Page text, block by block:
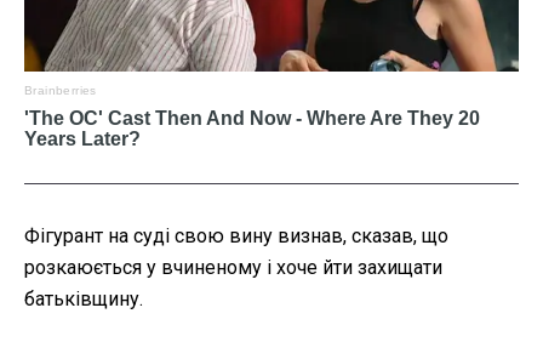
Фігурант на суді свою вину визнав, сказав, що
розкаюється у вчиненому і хоче йти захищати
батьківщину.